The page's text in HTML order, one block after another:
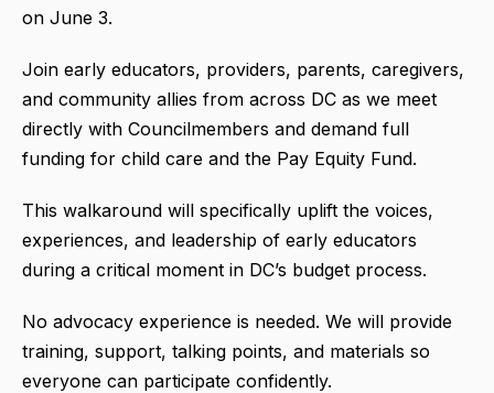
on June 3.
Join early educators, providers, parents, caregivers,
and community allies from across DC as we meet
directly with Councilmembers and demand full
funding for child care and the Pay Equity Fund.
This walkaround will specifically uplift the voices,
experiences, and leadership of early educators
during a critical moment in DC’s budget process.
No advocacy experience is needed. We will provide
training, support, talking points, and materials so
everyone can participate confidently.